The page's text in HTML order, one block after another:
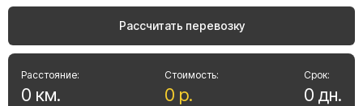
Рассчитать перевозку
Стоимость:
0 р.
Расстояние:
0 км.
Срок:
0 дн.